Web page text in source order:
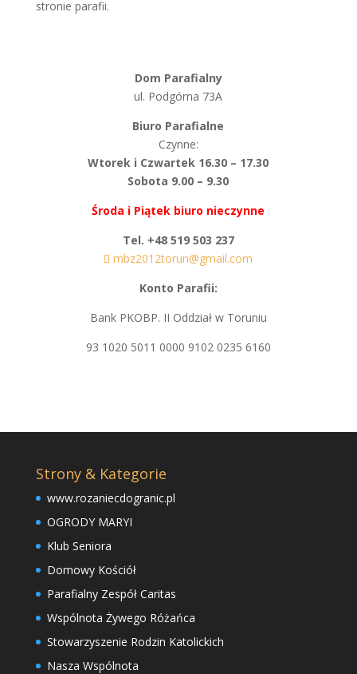
stronie parafii.
Dom Parafialny
ul. Podgórna 73A
Biuro Parafialne
Czynne:
Wtorek i Czwartek 16.30 – 17.30
Sobota 9.00 – 9.30
Środa i Piątek biuro nieczynne
Tel. +48 519 503 237
mbz2012torun@gmail.com
Konto Parafii:
Bank PKOBP. II Oddział w Toruniu
93 1020 5011 0000 9102 0235 6160
Strony & Kategorie
www.rozaniecdogranic.pl
OGRODY MARYI
Klub Seniora
Domowy Kościół
Parafialny Zespół Caritas
Wspólnota Żywego Różańca
Stowarzyszenie Rodzin Katolickich
Nasza Wspólnota